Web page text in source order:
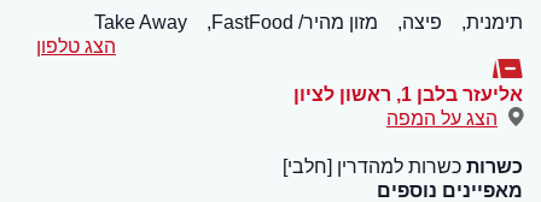
תימנית, פיצה, מזון מהיר/ FastFood,
Take Away
הצג טלפון
אליעזר בלבן 1 , ראשון לציון
הצג על המפה
כשרות כשרות למהדרין [חלבי]
מאפיינים נוספים